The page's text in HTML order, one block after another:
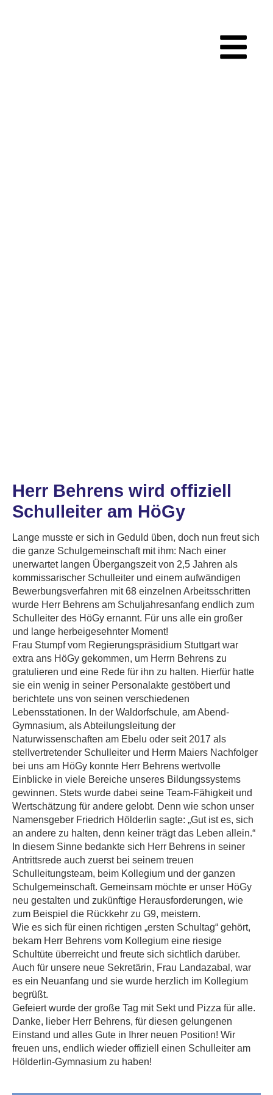
Herr Behrens wird offiziell
Schulleiter am HöGy
Lange musste er sich in Geduld üben, doch nun freut sich
die ganze Schulgemeinschaft mit ihm: Nach einer
unerwartet langen Übergangszeit von 2,5 Jahren als
kommissarischer Schulleiter und einem aufwändigen
Bewerbungsverfahren mit 68 einzelnen Arbeitsschritten
wurde Herr Behrens am Schuljahresanfang endlich zum
Schulleiter des HöGy ernannt. Für uns alle ein großer
und lange herbeigesehnter Moment!
Frau Stumpf vom Regierungspräsidium Stuttgart war
extra ans HöGy gekommen, um Herrn Behrens zu
gratulieren und eine Rede für ihn zu halten. Hierfür hatte
sie ein wenig in seiner Personalakte gestöbert und
berichtete uns von seinen verschiedenen
Lebensstationen. In der Waldorfschule, am Abend-
Gymnasium, als Abteilungsleitung der
Naturwissenschaften am Ebelu oder seit 2017 als
stellvertretender Schulleiter und Herrn Maiers Nachfolger
bei uns am HöGy konnte Herr Behrens wertvolle
Einblicke in viele Bereiche unseres Bildungssystems
gewinnen. Stets wurde dabei seine Team-Fähigkeit und
Wertschätzung für andere gelobt. Denn wie schon unser
Namensgeber Friedrich Hölderlin sagte: „Gut ist es, sich
an andere zu halten, denn keiner trägt das Leben allein.“
In diesem Sinne bedankte sich Herr Behrens in seiner
Antrittsrede auch zuerst bei seinem treuen
Schulleitungsteam, beim Kollegium und der ganzen
Schulgemeinschaft. Gemeinsam möchte er unser HöGy
neu gestalten und zukünftige Herausforderungen, wie
zum Beispiel die Rückkehr zu G9, meistern.
Wie es sich für einen richtigen „ersten Schultag“ gehört,
bekam Herr Behrens vom Kollegium eine riesige
Schultüte überreicht und freute sich sichtlich darüber.
Auch für unsere neue Sekretärin, Frau Landazabal, war
es ein Neuanfang und sie wurde herzlich im Kollegium
begrüßt.
Gefeiert wurde der große Tag mit Sekt und Pizza für alle.
Danke, lieber Herr Behrens, für diesen gelungenen
Einstand und alles Gute in Ihrer neuen Position! Wir
freuen uns, endlich wieder offiziell einen Schulleiter am
Hölderlin-Gymnasium zu haben!